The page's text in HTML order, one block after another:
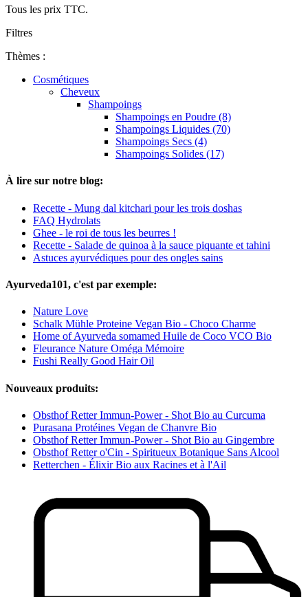
Tous les prix TTC.
Filtres
Thèmes :
Cosmétiques
Cheveux
Shampoings
Shampoings en Poudre (8)
Shampoings Liquides (70)
Shampoings Secs (4)
Shampoings Solides (17)
À lire sur notre blog:
Recette - Mung dal kitchari pour les trois doshas
FAQ Hydrolats
Ghee - le roi de tous les beurres !
Recette - Salade de quinoa à la sauce piquante et tahini
Astuces ayurvédiques pour des ongles sains
Ayurveda101, c'est par exemple:
Nature Love
Schalk Mühle Proteine Vegan Bio - Choco Charme
Home of Ayurveda somamed Huile de Coco VCO Bio
Fleurance Nature Oméga Mémoire
Fushi Really Good Hair Oil
Nouveaux produits:
Obsthof Retter Immun-Power - Shot Bio au Curcuma
Purasana Protéines Vegan de Chanvre Bio
Obsthof Retter Immun-Power - Shot Bio au Gingembre
Obsthof Retter o'Cin - Spiritueux Botanique Sans Alcool
Retterchen - Élixir Bio aux Racines et à l'Ail